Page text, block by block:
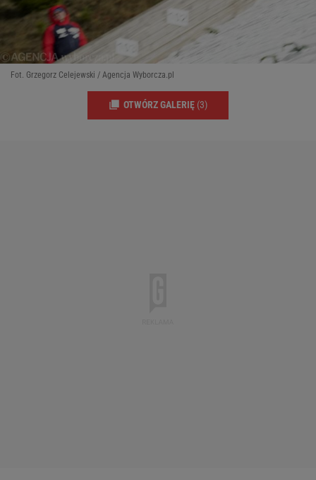
Fot. Grzegorz Celejewski / Agencja Wyborcza.pl
OTWÓRZ GALERIĘ (3)